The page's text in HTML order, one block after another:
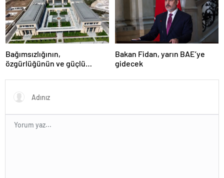
Bağımsızlığının,
özgürlüğünün ve güçlü
Türkiye’den Yavru Vatan’a dev
eserler…
Bakan Fidan, yarın BAE’ye
gidecek